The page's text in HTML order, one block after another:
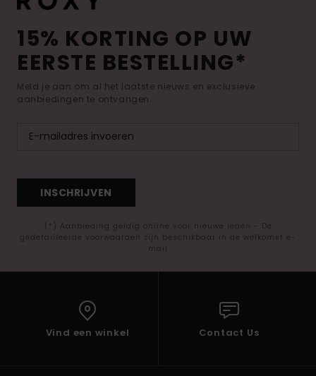
15% KORTING OP UW
EERSTE BESTELLING*
Meld je aan om al het laatste nieuws en exclusieve
aanbiedingen te ontvangen.
INSCHRIJVEN
(*) Aanbieding geldig online voor nieuwe leden - De
gedetailleerde voorwaarden zijn beschikbaar in de welkomst e-
mail
Vind een winkel Contact Us